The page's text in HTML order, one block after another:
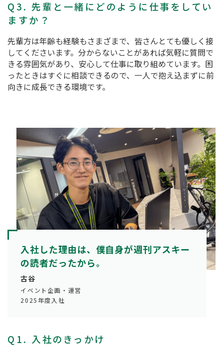
Q3. 先輩と一緒にどのように仕事をしてい
ますか？
先輩方は年齢も経験もさまざまで、皆さんとても優しく接
してくださいます。分からないことがあれば気軽に質問で
きる雰囲気があり、安心して仕事に取り組めています。困
ったときはすぐに相談できるので、一人で抱え込まずに前
向きに成長できる環境です。
入社した理由は、僕自身が週刊アスキー
の読者だったから。
古谷
イベント企画・運営
2025年度入社
Q1. 入社のきっかけ